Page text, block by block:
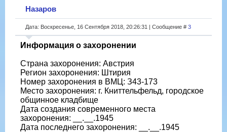
Назаров
Дата: Воскресенье, 16 Сентября 2018, 20:26:31 | Сообщение # 3
Информация о захоронении
Страна захоронения: Австрия
Регион захоронения: Штирия
Номер захоронения в ВМЦ: З43-173
Место захоронения: г. Книттельфельд, городское
общинное кладбище
Дата создания современного места
захоронения: __.__.1945
Дата последнего захоронения: __.__.1945